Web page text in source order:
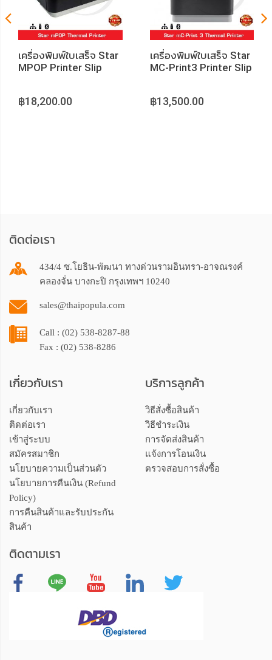
เครื่องพิมพ์ใบเสร็จ Star
MPOP Printer Slip
฿18,200.00
เครื่องพิมพ์ใบเสร็จ Star
MC-Print3 Printer Slip
฿13,500.00
ติดต่อเรา
434/4 ซ.โยธิน-พัฒนา ทางด่วนรามอินทรา-อาจณรงค์
คลองจั่น บางกะปิ กรุงเทพฯ 10240
sales@thaipopula.com
Call : (02) 538-8287-88
Fax : (02) 538-8286
เกี่ยวกับเรา
เกี่ยวกับเรา
ติดต่อเรา
เข้าสู่ระบบ
สมัครสมาชิก
นโยบายความเป็นส่วนตัว
นโยบายการคืนเงิน (Refund
Policy)
การคืนสินค้าและรับประกัน
สินค้า
บริการลูกค้า
วิธีสั่งซื้อสินค้า
วิธีชำระเงิน
การจัดส่งสินค้า
แจ้งการโอนเงิน
ตรวจสอบการสั่งซื้อ
ติดตามเรา